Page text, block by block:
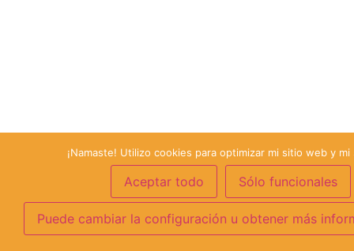
¡Namaste! Utilizo cookies para optimizar mi sitio web y mi
Aceptar todo Sólo funcionales
Puede cambiar la configuración u obtener más